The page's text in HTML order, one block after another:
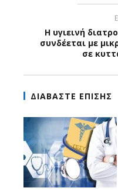
Η υγιεινή
συνδέεται με
σε
ΔΙΑΒΑΣΤΕ ΕΠΙΣΗΣ